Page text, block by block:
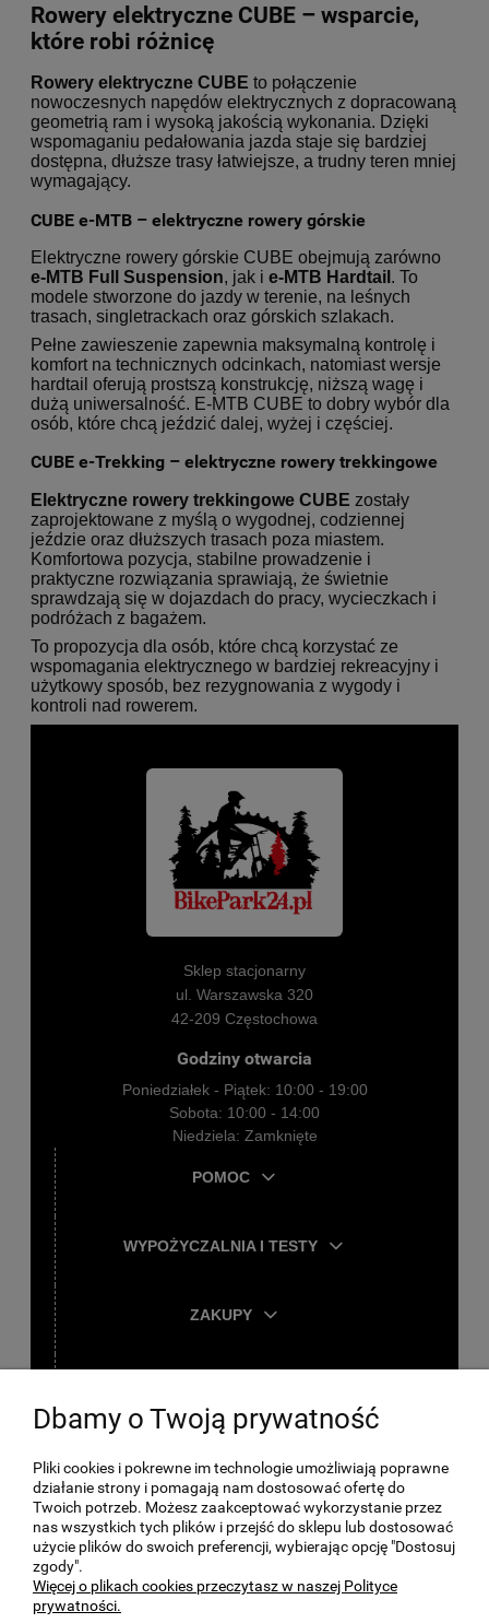
Rowery elektryczne CUBE – wsparcie,
które robi różnicę
Rowery elektryczne CUBE to połączenie
nowoczesnych napędów elektrycznych z dopracowaną
geometrią ram i wysoką jakością wykonania. Dzięki
wspomaganiu pedałowania jazda staje się bardziej
dostępna, dłuższe trasy łatwiejsze, a trudny teren mniej
wymagający.
CUBE e-MTB – elektryczne rowery górskie
Elektryczne rowery górskie CUBE obejmują zarówno
e-MTB Full Suspension, jak i e-MTB Hardtail . To
modele stworzone do jazdy w terenie, na leśnych
trasach, singletrackach oraz górskich szlakach.
Pełne zawieszenie zapewnia maksymalną kontrolę i
komfort na technicznych odcinkach, natomiast wersje
hardtail oferują prostszą konstrukcję, niższą wagę i
dużą uniwersalność. E-MTB CUBE to dobry wybór dla
osób, które chcą jeździć dalej, wyżej i częściej.
CUBE e-Trekking – elektryczne rowery trekkingowe
Elektryczne rowery trekkingowe CUBE zostały
zaprojektowane z myślą o wygodnej, codziennej
jeździe oraz dłuższych trasach poza miastem.
Komfortowa pozycja, stabilne prowadzenie i
praktyczne rozwiązania sprawiają, że świetnie
sprawdzają się w dojazdach do pracy, wycieczkach i
podróżach z bagażem.
To propozycja dla osób, które chcą korzystać ze
wspomagania elektrycznego w bardziej rekreacyjny i
użytkowy sposób, bez rezygnowania z wygody i
kontroli nad rowerem.
Sklep stacjonarny
ul. Warszawska 320
42-209 Częstochowa
Godziny otwarcia
Poniedziałek - Piątek: 10:00 - 19:00
Sobota: 10:00 - 14:00
Niedziela: Zamknięte
POMOC
WYPOŻYCZALNIA I TESTY
ZAKUPY
Dbamy o Twoją prywatność
Pliki cookies i pokrewne im technologie umożliwiają poprawne
działanie strony i pomagają nam dostosować ofertę do
Twoich potrzeb. Możesz zaakceptować wykorzystanie przez
nas wszystkich tych plików i przejść do sklepu lub dostosować
użycie plików do swoich preferencji, wybierając opcję "Dostosuj
zgody".
Więcej o plikach cookies przeczytasz w naszej Polityce
prywatności.